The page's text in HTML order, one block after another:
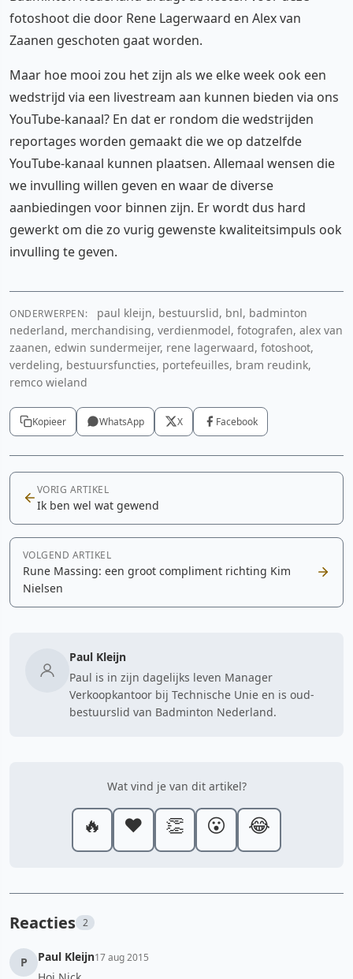
fotoshoot die door Rene Lagerwaard en Alex van
Zaanen geschoten gaat worden.
Maar hoe mooi zou het zijn als we elke week ook een
wedstrijd via een livestream aan kunnen bieden via ons
YouTube-kanaal? En dat er rondom die wedstrijden
reportages worden gemaakt die we op datzelfde
YouTube-kanaal kunnen plaatsen. Allemaal wensen die
we invulling willen geven en waar de diverse
aanbiedingen voor binnen zijn. Er wordt dus hard
gewerkt om die zo vurig gewenste kwaliteitsimpuls ook
invulling te geven.
ONDERWERPEN:
paul kleijn, bestuurslid, bnl, badminton
nederland, merchandising, verdienmodel, fotografen, alex van
zaanen, edwin sundermeijer, rene lagerwaard, fotoshoot,
verdeling, bestuursfuncties, portefeuilles, bram reudink,
remco wieland
Kopieer WhatsApp X Facebook
VORIG ARTIKEL
Ik ben wel wat gewend
VOLGEND ARTIKEL
Rune Massing: een groot compliment richting Kim
Nielsen
Paul Kleijn
Paul is in zijn dagelijks leven Manager
Verkoopkantoor bij Technische Unie en is oud-
bestuurslid van Badminton Nederland.
Wat vind je van dit artikel?
🔥 ❤️ 👏 😮 😂
Reacties 2
P Paul Kleijn17 aug 2015